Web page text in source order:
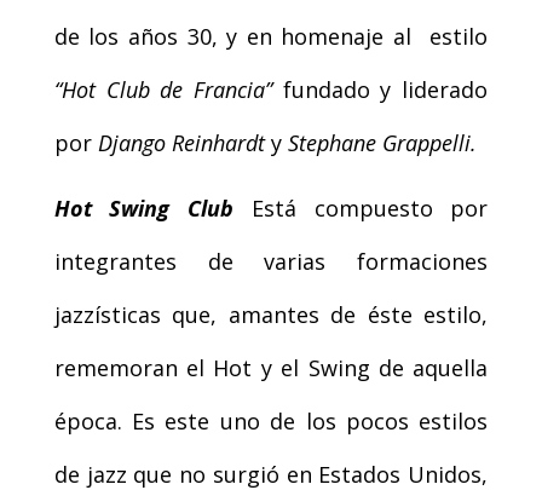
de los años 30, y en homenaje al estilo
“Hot Club de Francia” fundado y liderado
por Django Reinhardty Stephane Grappelli.
Hot Swing Club Está compuesto por
integrantes de varias formaciones
jazzísticas que, amantes de éste estilo,
rememoran el Hot y el Swing de aquella
época. Es este uno de los pocos estilos
de jazz que no surgió en Estados Unidos,